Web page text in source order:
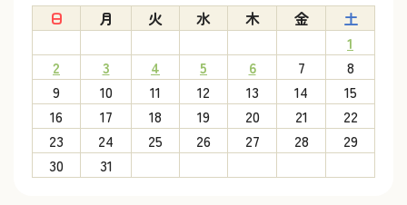
日
月 火 水 木 金
土
1
2
3 4 5 6 7
8
9
10 11 12 13 14
15
16
17 18 19 20 21
22
23
24 25 26 27 28
29
30
31